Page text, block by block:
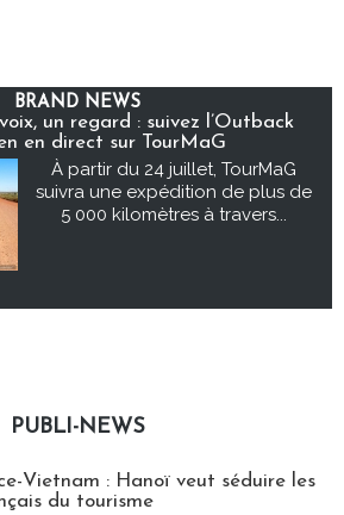
BRAND NEWS
un regard : suivez l’Outback
en direct sur TourMaG
À partir du 24 juillet, TourMaG
suivra une expédition de plus de
5 000 kilomètres à travers...
PUBLI-NEWS
Vietnam : Hanoï veut séduire les
du tourisme